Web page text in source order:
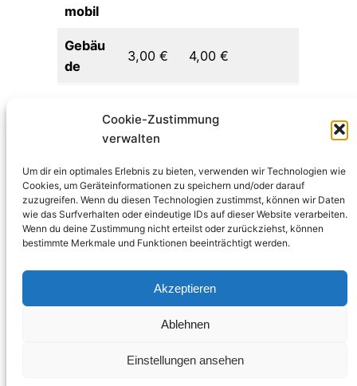
Cookie-Zustimmung
verwalten
Um dir ein optimales Erlebnis zu bieten, verwenden wir Technologien wie
Cookies, um Geräteinformationen zu speichern und/oder darauf
zuzugreifen. Wenn du diesen Technologien zustimmst, können wir Daten
wie das Surfverhalten oder eindeutige IDs auf dieser Website verarbeiten.
Wenn du deine Zustimmung nicht erteilst oder zurückziehst, können
bestimmte Merkmale und Funktionen beeinträchtigt werden.
Akzeptieren
Ablehnen
Einstellungen ansehen
mobil
Gebäu
de
3,00 € 4,00 €
Reservierungstoolnutzten oder eine Mail an
Wanderfahrer mit kleinem Zelt sind auch spontan
immer herzlich willkommen.
ACHTUNG: Bitte überprüfe bei Nachrichten
auch deinen Spamordner! Das Buchungstool
Reservierungstool